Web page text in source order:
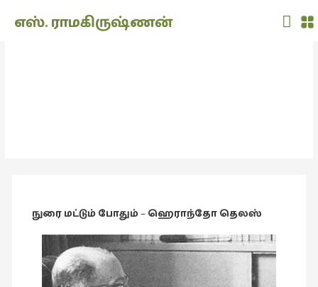
அனுபவம்
அன்றாடம்
எஸ். ராமகிருஷ்ணன்
Main
நுரை மட்டும் போதும்–ஹெராந்தோ தெலஸ்